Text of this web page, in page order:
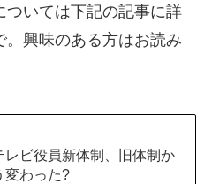
ついては下記の記事に詳
。興味のある方はお読み
レビ役員新体制、旧体制か
変わった?